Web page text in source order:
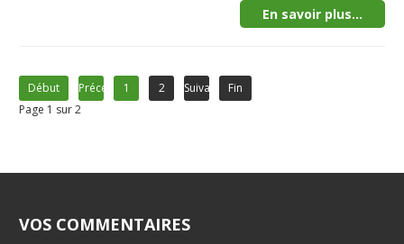
En savoir plus...
Début Précédent1 2 Suivant
Fin
Page 1 sur 2
VOS COMMENTAIRES